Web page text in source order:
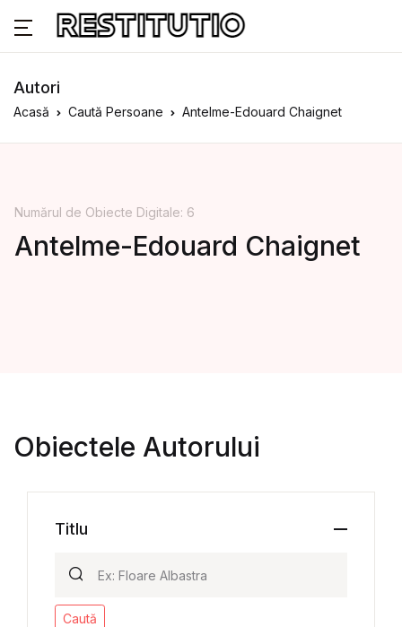
Autori
Acasă Caută Persoane Antelme-Edouard Chaignet
Numărul de Obiecte Digitale: 6
Antelme-Edouard Chaignet
Obiectele Autorului
Titlu
Caută